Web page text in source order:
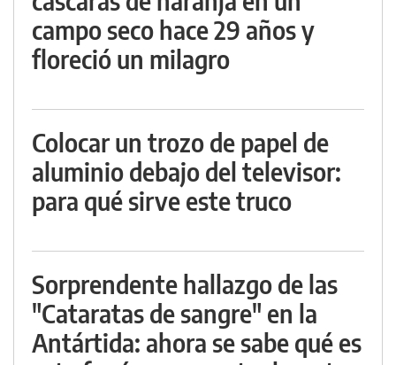
campo seco hace 29 años y
floreció un milagro
Colocar un trozo de papel de
aluminio debajo del televisor:
para qué sirve este truco
Sorprendente hallazgo de las
"Cataratas de sangre" en la
Antártida: ahora se sabe qué es